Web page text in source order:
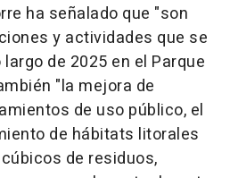
ha señalado que "son
y actividades que se
de 2025 en el Parque
"la mejora de
de uso público, el
de hábitats litorales
de residuos,